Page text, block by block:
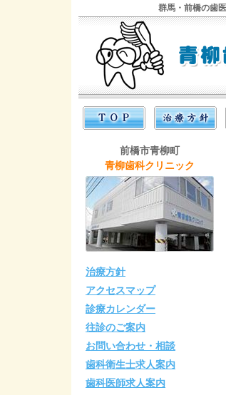
群馬・前橋の歯
前橋市青柳町
青柳歯科クリニック
治療方針
アクセスマップ
診療カレンダー
往診のご案内
お問い合わせ・相談
歯科衛生士求人案内
歯科医師求人案内